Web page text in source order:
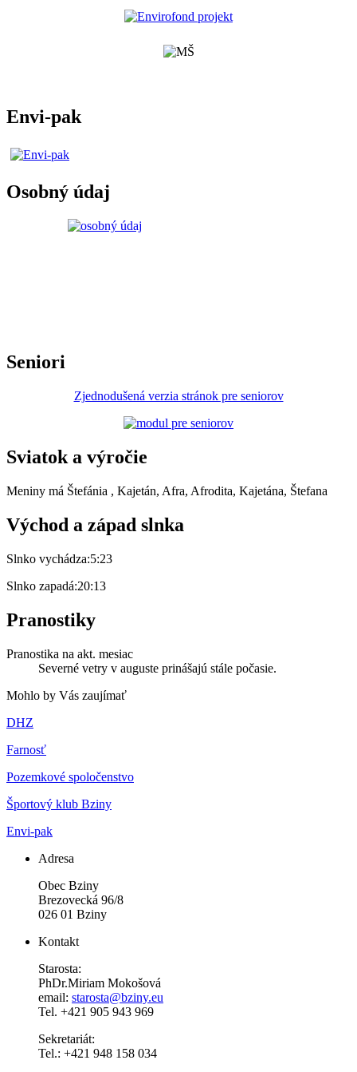
Envi-pak
Osobný údaj
Seniori
Zjednodušená verzia stránok pre seniorov
Sviatok a výročie
Meniny má Štefánia , Kajetán, Afra, Afrodita, Kajetána, Štefana
Východ a západ slnka
Slnko vychádza:5:23
Slnko zapadá:20:13
Pranostiky
Pranostika na akt. mesiac
Severné vetry v auguste prinášajú stále počasie.
Mohlo by Vás zaujímať
DHZ
Farnosť
Pozemkové spoločenstvo
Športový klub Bziny
Envi-pak
Adresa
Obec Bziny
Brezovecká 96/8
026 01 Bziny
Kontakt
Starosta:
PhDr.Miriam Mokošová
email: starosta@bziny.eu
Tel. +421 905 943 969
Sekretariát:
Tel.: +421 948 158 034